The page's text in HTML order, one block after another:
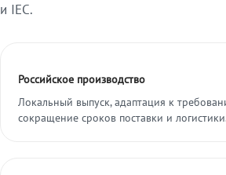
и IEC.
Российское производство
Локальный выпуск, адаптация к
сокращение сроков поставки и